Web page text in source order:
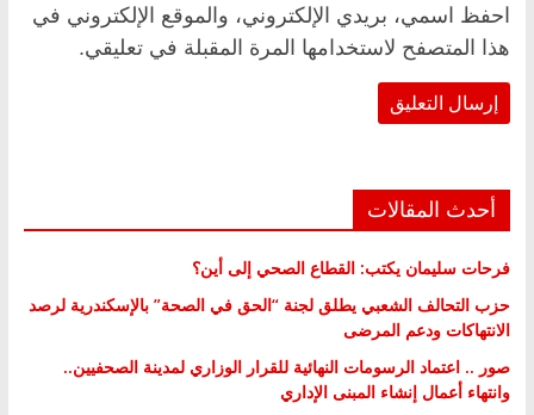
احفظ اسمي، بريدي الإلكتروني، والموقع الإلكتروني في
هذا المتصفح لاستخدامها المرة المقبلة في تعليقي.
أحدث المقالات
فرحات سليمان يكتب: القطاع الصحي إلى أين؟
حزب التحالف الشعبي يطلق لجنة “الحق في الصحة” بالإسكندرية لرصد
الانتهاكات ودعم المرضى
صور .. اعتماد الرسومات النهائية للقرار الوزاري لمدينة الصحفيين..
وانتهاء أعمال إنشاء المبنى الإداري